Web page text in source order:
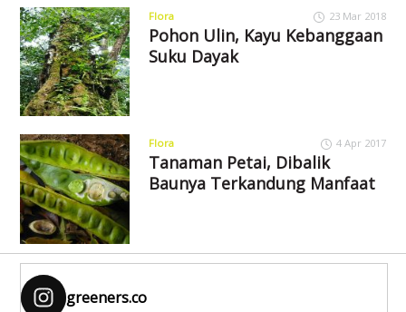
Flora 23 Mar 2018
Pohon Ulin, Kayu Kebanggaan
Suku Dayak
Flora 4 Apr 2017
Tanaman Petai, Dibalik
Baunya Terkandung Manfaat
greeners.co